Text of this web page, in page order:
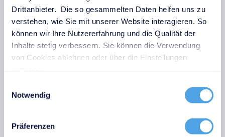
Drittanbieter. Die so gesammelten Daten helfen uns zu
verstehen, wie Sie mit unserer Website interagieren. So
können wir Ihre Nutzererfahrung und die Qualität der
Inhalte stetig verbessern. Sie können die Verwendung
von Cookies ablehnen oder über die Einstellungen
Notwendig
Präferenzen
wird dabei kaum beeinträchtigt.
HCI bietet zahlreiche Möglichkeiten, Ihre IT gezielt an
den Bedarf Ihres Unternehmens anzupassen:
Virtual Desktop Infrastructure (VDI): Zentrale
Bereitstellung von Desktops
: Kompakte, autarke Systeme
für Standorte mit wenig IT-Ressourcen
: Flexibler Betrieb
von Diensten On-Premises und in der Cloud